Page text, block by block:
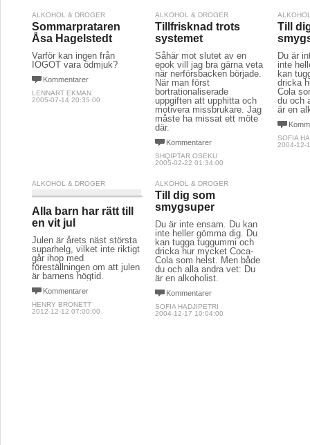
IVA DOGIC
2006-09-08 11:38:00
2005-11-01 17:48:00
ALKOHOL & DROGER
Sommarprataren
Åsa Hagelstedt
Varför kan ingen från
ALKOHOL & DROGER
Tillfrisknad trots
systemet
Såhär mot slutet av en
epok vill jag bra gärna veta
när nerförsbacken började.
När man först
bortrationaliserade
uppgiften att upphitta och
motivera missbrukare. Jag
måste ha missat ett möte
Kommentarer
SHQIPTAR OSEKU
2005-02-22 01:34:00
Till
Du är
inte
kan
dricka
Cola
du och
Alla barn har rätt till
en vit jul
Julen är årets näst största
suparhelg, vilket inte riktigt
går ihop med
föreställningen om att julen
ALKOHOL & DROGER
Till dig som
smygsuper
Du är inte ensam. Du kan
inte heller gömma dig. Du
kan tugga tuggummi och
dricka hur mycket Coca-
Cola som helst. Men både
du och alla andra vet: Du